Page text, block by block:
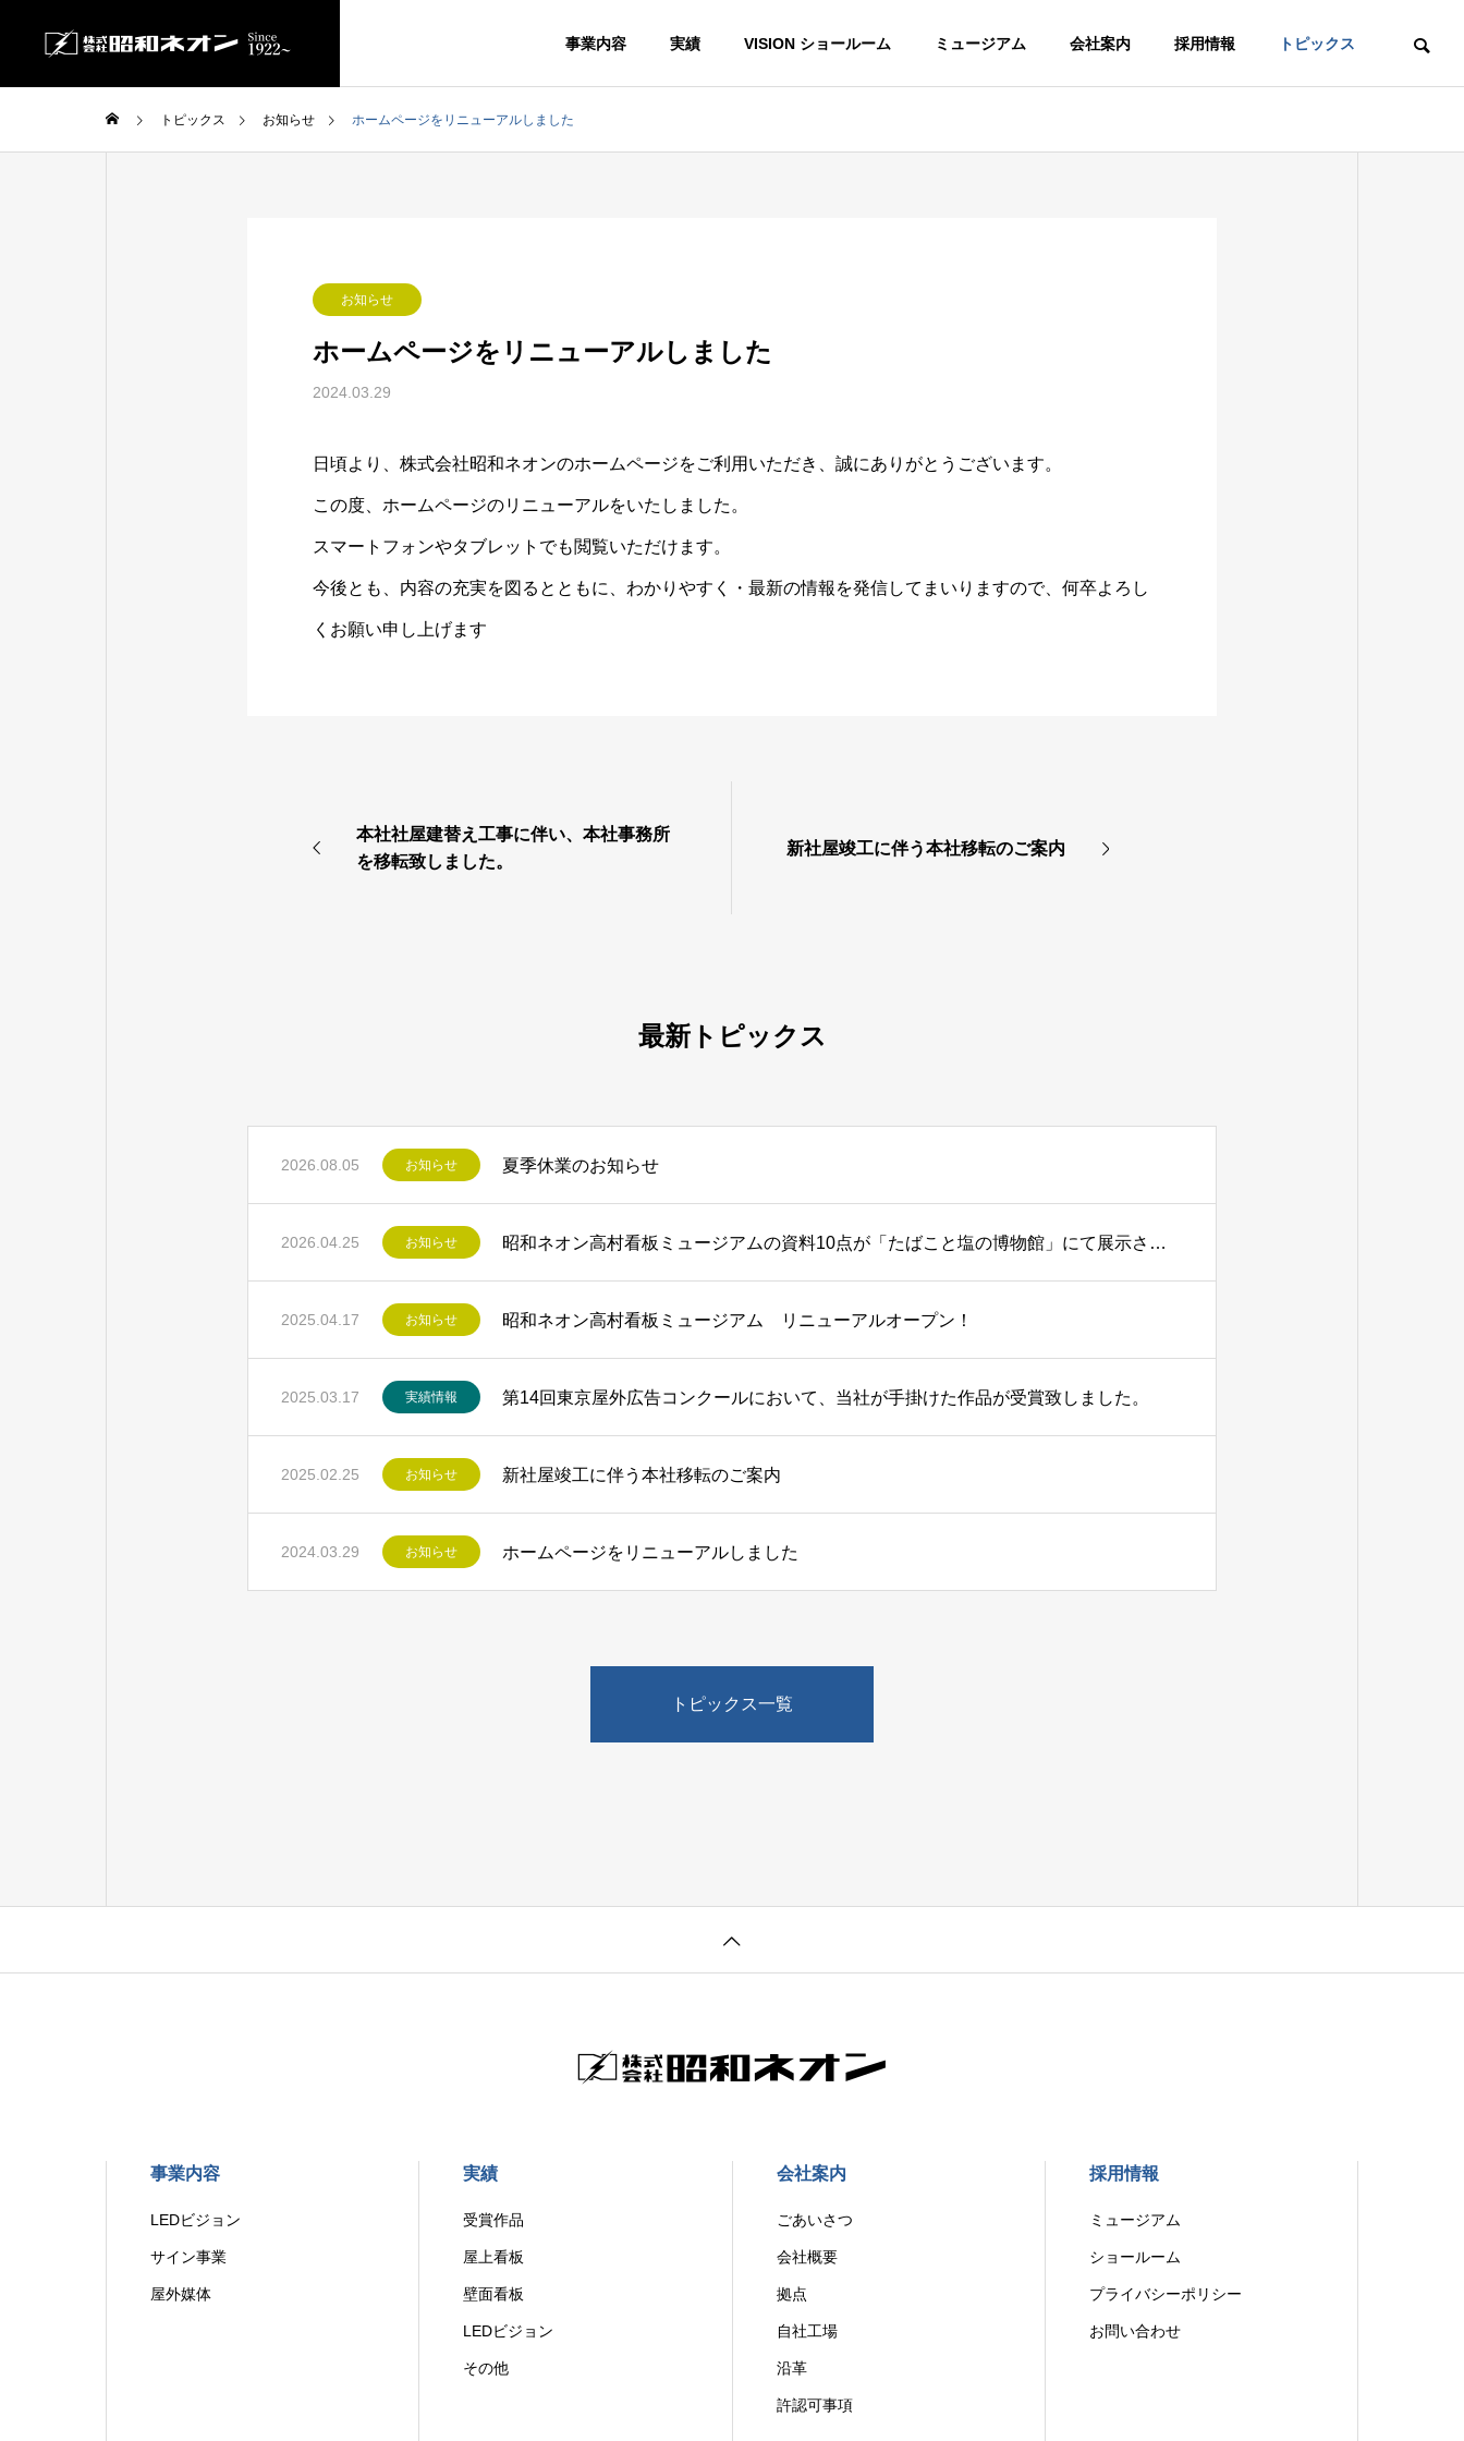
事業内容 実績 VISION ショールーム ミュージアム 会社案内 採用情報 トピックス
SHOWA VISION NEON SIGN・LED SIGN
自社工場
HISTORY
トピックス お知らせ ホームページをリニューアルしました
お知らせ
ホームページをリニューアルしました
2024.03.29
日頃より、株式会社昭和ネオンのホームページをご利用いただき、誠にありがとうございます。
この度、ホームページのリニューアルをいたしました。
スマートフォンやタブレットでも閲覧いただけます。
今後とも、内容の充実を図るとともに、わかりやすく・最新の情報を発信してまいりますので、何卒よろし
くお願い申し上げます
本社社屋建替え工事に伴い、本社事務所
を移転致しました。
新社屋竣工に伴う本社移転のご案内
最新トピックス
2026.08.05 お知らせ 夏季休業のお知らせ
2026.04.25 お知らせ 昭和ネオン高村看板ミュージアムの資料10点が「たばこと塩の博物館」にて展示されました。
2025.04.17 お知らせ 昭和ネオン高村看板ミュージアム リニューアルオープン！
2025.03.17 実績情報 第14回東京屋外広告コンクールにおいて、当社が手掛けた作品が受賞致しました。
2025.02.25 お知らせ 新社屋竣工に伴う本社移転のご案内
2024.03.29 お知らせ ホームページをリニューアルしました
トピックス一覧
事業内容
LEDビジョン
サイン事業
屋外媒体
実績
受賞作品
屋上看板
壁面看板
LEDビジョン
その他
会社案内
ごあいさつ
会社概要
拠点
自社工場
沿革
許認可事項
採用情報
ミュージアム
ショールーム
プライバシーポリシー
お問い合わせ